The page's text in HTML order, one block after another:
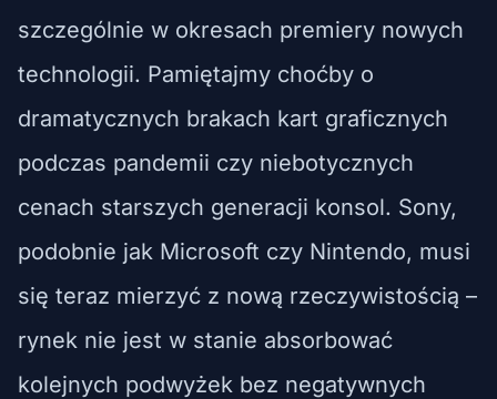
szczególnie w okresach premiery nowych
technologii. Pamiętajmy choćby o
dramatycznych brakach kart graficznych
podczas pandemii czy niebotycznych
cenach starszych generacji konsol. Sony,
podobnie jak Microsoft czy Nintendo, musi
się teraz mierzyć z nową rzeczywistością –
rynek nie jest w stanie absorbować
kolejnych podwyżek bez negatywnych